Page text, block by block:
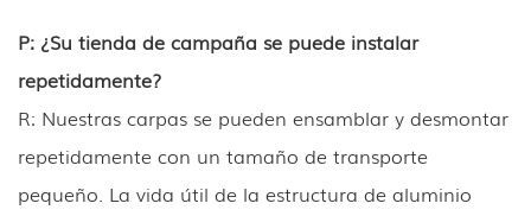
P: ¿Su tienda de campaña se puede instalar
repetidamente?
R: Nuestras carpas se pueden ensamblar y desmontar
repetidamente con un tamaño de transporte
pequeño. La vida útil de la estructura de aluminio